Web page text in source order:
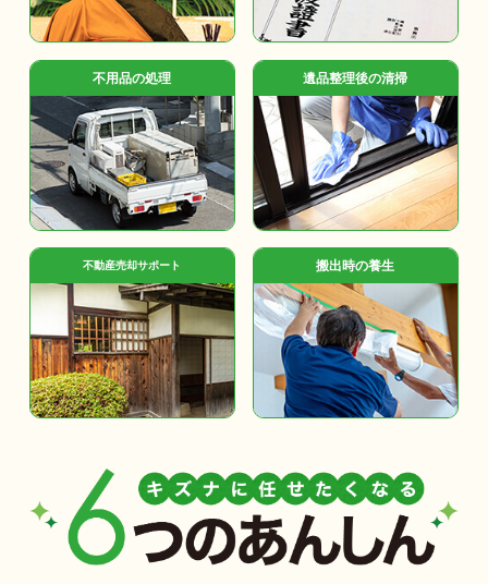
不用品の処理 遺品整理後の清掃
不動産売却サポート 搬出時の養生